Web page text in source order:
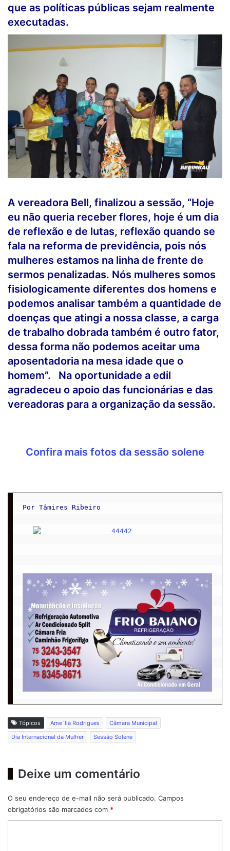
que as políticas públicas sejam realmente
executadas.
A vereadora Bell, finalizou a sessão, “Hoje
eu não queria receber flores, hoje é um dia
de reflexão e de lutas, reflexão quando se
fala na reforma de previdência, pois nós
mulheres estamos na linha de frente de
sermos penalizadas. Nós mulheres somos
fisiologicamente diferentes dos homens e
podemos analisar também a quantidade de
doenças que atingi a nossa classe, a carga
de trabalho dobrada também é outro fator,
dessa forma não podemos aceitar uma
aposentadoria na mesa idade que o
homem”. Na oportunidade a edil
agradeceu o apoio das funcionárias e das
vereadoras para a organização da sessão.
Confira mais fotos da sessão solene
Por Tâmires Ribeiro
Tópicos Ame´lia Rodrigues
Câmara Municipal
Dia Internacional da Mulher
Sessão Solene
Deixe um comentário
O seu endereço de e-mail não será publicado. Campos
obrigatórios são marcados com *